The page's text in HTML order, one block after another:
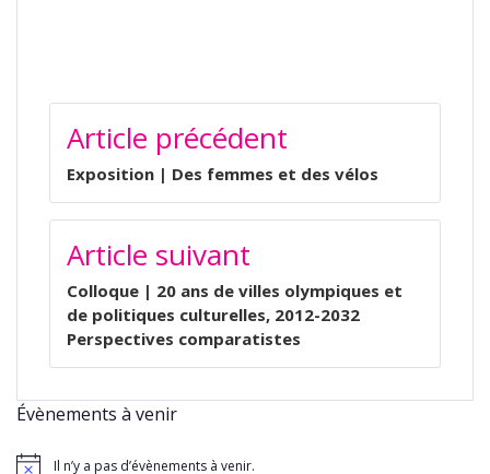
NAVIGATION
DE
L’ARTICLE
Article précédent
Exposition | Des femmes et des vélos
Article suivant
Colloque | 20 ans de villes olympiques et
de politiques culturelles, 2012-2032
Perspectives comparatistes
Évènements à venir
Il n’y a pas d’évènements à venir.